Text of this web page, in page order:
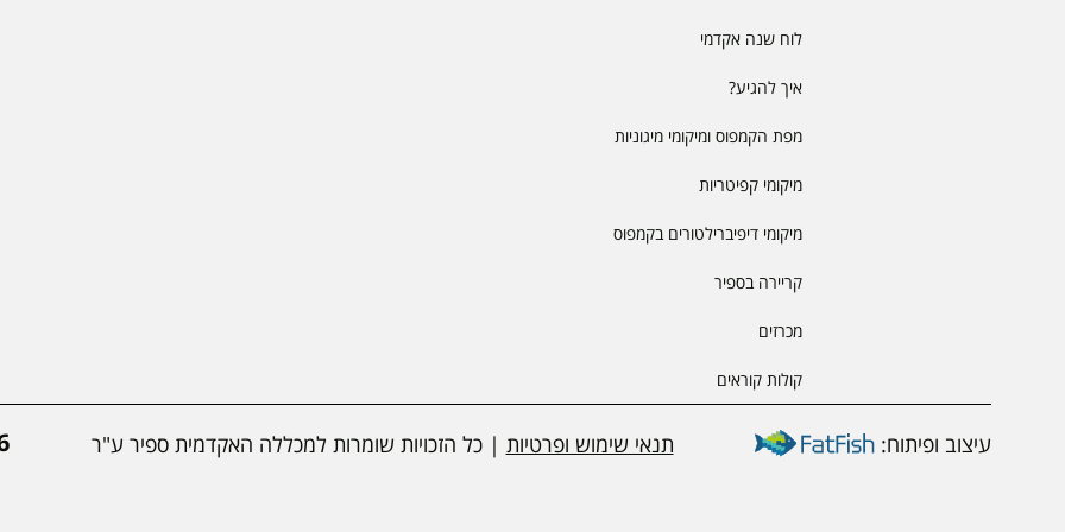
לוח שנה אקדמי
איך להגיע?
מפת הקמפוס ומיקומי מיגוניות
מיקומי קפיטריות
מיקומי דיפיברילטורים בקמפוס
קריירה בספיר
מכרזים
קולות קוראים
עיצוב ופיתוח: תנאי שימוש ופרטיות | כל הזכויות שומרות למכללה האקדמית ספיר ע"ר